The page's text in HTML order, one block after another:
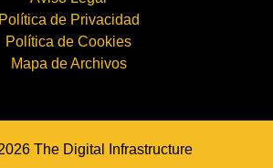
Política de Privacidad
Política de Cookies
Mapa de Archivos
The Digital Infrastructure